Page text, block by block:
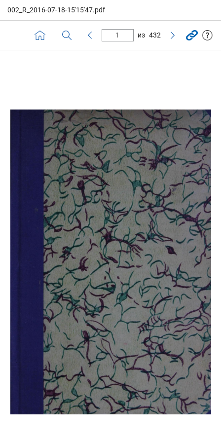
002_R_2016-07-18-15'15'47.pdf
из 432